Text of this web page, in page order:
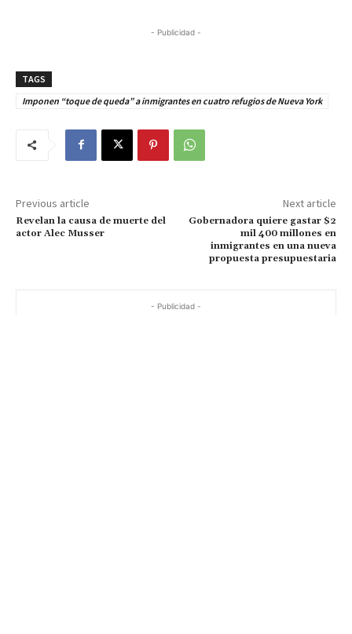
- Publicidad -
TAGS
Imponen “toque de queda” a inmigrantes en cuatro refugios de Nueva York
Previous article
Revelan la causa de muerte del
actor Alec Musser
Next article
Gobernadora quiere gastar $2
mil 400 millones en
inmigrantes en una nueva
propuesta presupuestaria
- Publicidad -